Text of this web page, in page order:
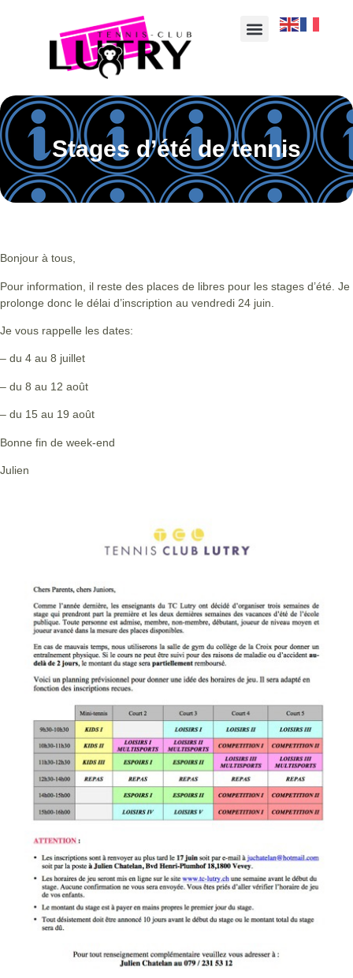
Stages d’été de tennis
Bonjour à tous,
Pour information, il reste des places de libres pour les stages d’été. Je
prolonge donc le délai d’inscription au vendredi 24 juin.
Je vous rappelle les dates:
– du 4 au 8 juillet
– du 8 au 12 août
– du 15 au 19 août
Bonne fin de week-end
Julien